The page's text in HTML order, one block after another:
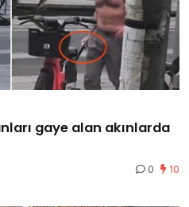
gaye alan akınlarda
0 10